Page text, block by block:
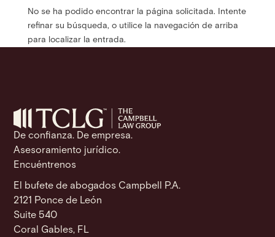
No se ha podido encontrar la página solicitada. Intente
refinar su búsqueda, o utilice la navegación de arriba
para localizar la entrada.
De confianza. De empresa.
Asesoramiento jurídico.
Encuéntrenos
El bufete de abogados Campbell P.A.
2121 Ponce de León
Suite 540
Coral Gables, FL